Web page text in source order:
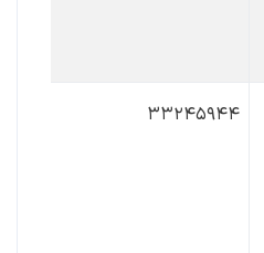
۳۳۲۴۵۹۴۴